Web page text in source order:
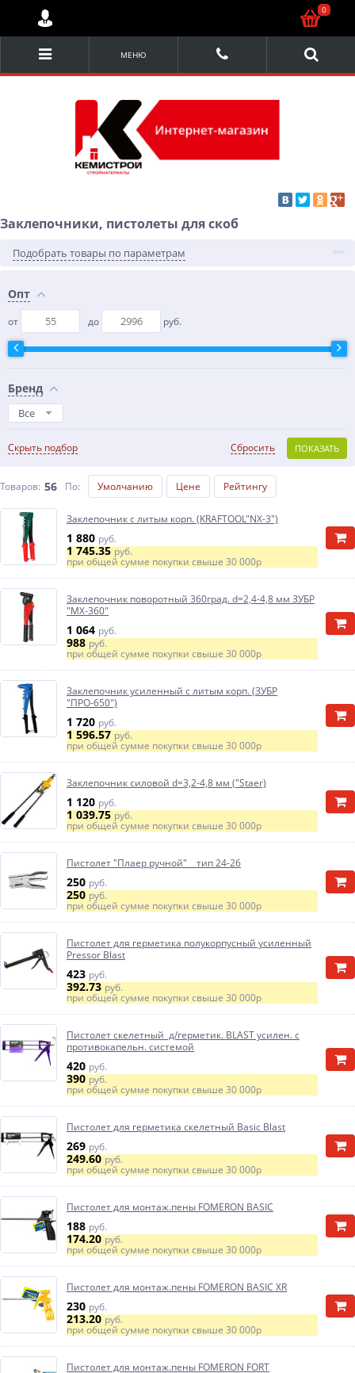
МЕНЮ
Заклепочники, пистолеты для скоб
Подобрать товары по параметрам
Опт
от до руб.
Бренд
Все
Скрыть подбор ПОКАЗАТЬ
Сбросить
Товаров: 56 По: Умолчанию Цене Рейтингу
Заклепочник с литым корп. (KRAFTOOL"NX-3")
1 880 руб.
1 745.35руб.
при общей сумме покупки свыше 30 000р
Заклепочник поворотный 360град. d=2,4-4,8 мм ЗУБР
"МХ-360"
1 064 руб.
988руб.
при общей сумме покупки свыше 30 000р
Заклепочник усиленный с литым корп. (ЗУБР
"ПРО-650")
1 720 руб.
1 596.57руб.
при общей сумме покупки свыше 30 000р
Заклепочник силовой d=3,2-4,8 мм ("Staer)
1 120 руб.
1 039.75руб.
при общей сумме покупки свыше 30 000р
Пистолет "Плаер ручной" тип 24-26
250 руб.
250руб.
при общей сумме покупки свыше 30 000р
Пистолет для герметика полукорпусный усиленный
Pressor Blast
423 руб.
392.73руб.
при общей сумме покупки свыше 30 000р
Пистолет скелетный д/герметик. BLAST усилен. с
противокапельн. системой
420 руб.
390руб.
при общей сумме покупки свыше 30 000р
Пистолет для герметика скелетный Basic Blast
269 руб.
249.60руб.
при общей сумме покупки свыше 30 000р
Пистолет для монтаж.пены FOMERON BASIC
188 руб.
174.20руб.
при общей сумме покупки свыше 30 000р
Пистолет для монтаж.пены FOMERON BASIC XR
230 руб.
213.20руб.
при общей сумме покупки свыше 30 000р
Пистолет для монтаж.пены FOMERON FORT
0